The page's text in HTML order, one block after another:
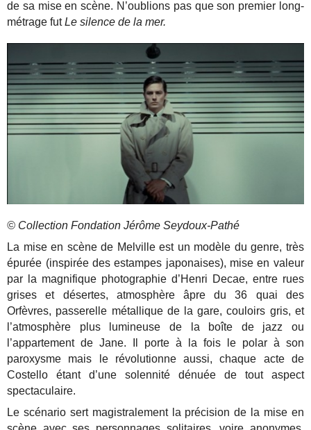
de sa mise en scène. N’oublions pas que son premier long-
métrage futLe silence de la mer.
© Collection Fondation Jérôme Seydoux-Pathé
La mise en scène de Melville est un modèle du genre, très
épurée (inspirée des estampes japonaises), mise en valeur
par la magnifique photographie d’Henri Decae, entre rues
grises et désertes, atmosphère âpre du 36 quai des
Orfèvres, passerelle métallique de la gare, couloirs gris, et
l’atmosphère plus lumineuse de la boîte de jazz ou
l’appartement de Jane. Il porte à la fois le polar à son
paroxysme mais le révolutionne aussi, chaque acte de
Costello étant d’une solennité dénuée de tout aspect
spectaculaire.
Le scénario sert magistralement la précision de la mise en